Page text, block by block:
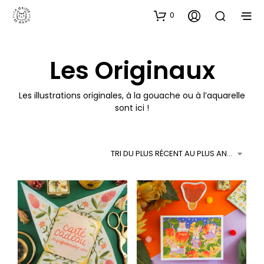
0
Les Originaux
Les illustrations originales, à la gouache ou à l’aquarelle
sont ici !
TRI DU PLUS RÉCENT AU PLUS ANCIEN